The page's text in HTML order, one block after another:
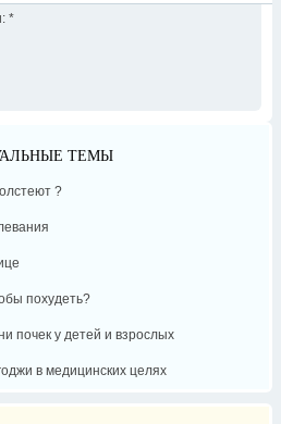
*
ТЕМЫ
?
похудеть?
почек у детей и взрослых
в медицинских целях